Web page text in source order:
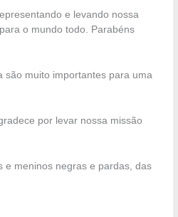
e levando nossa
o mundo todo. Parabéns
são muito importantes para uma
por levar nossa missão
e meninos negras e pardas, das